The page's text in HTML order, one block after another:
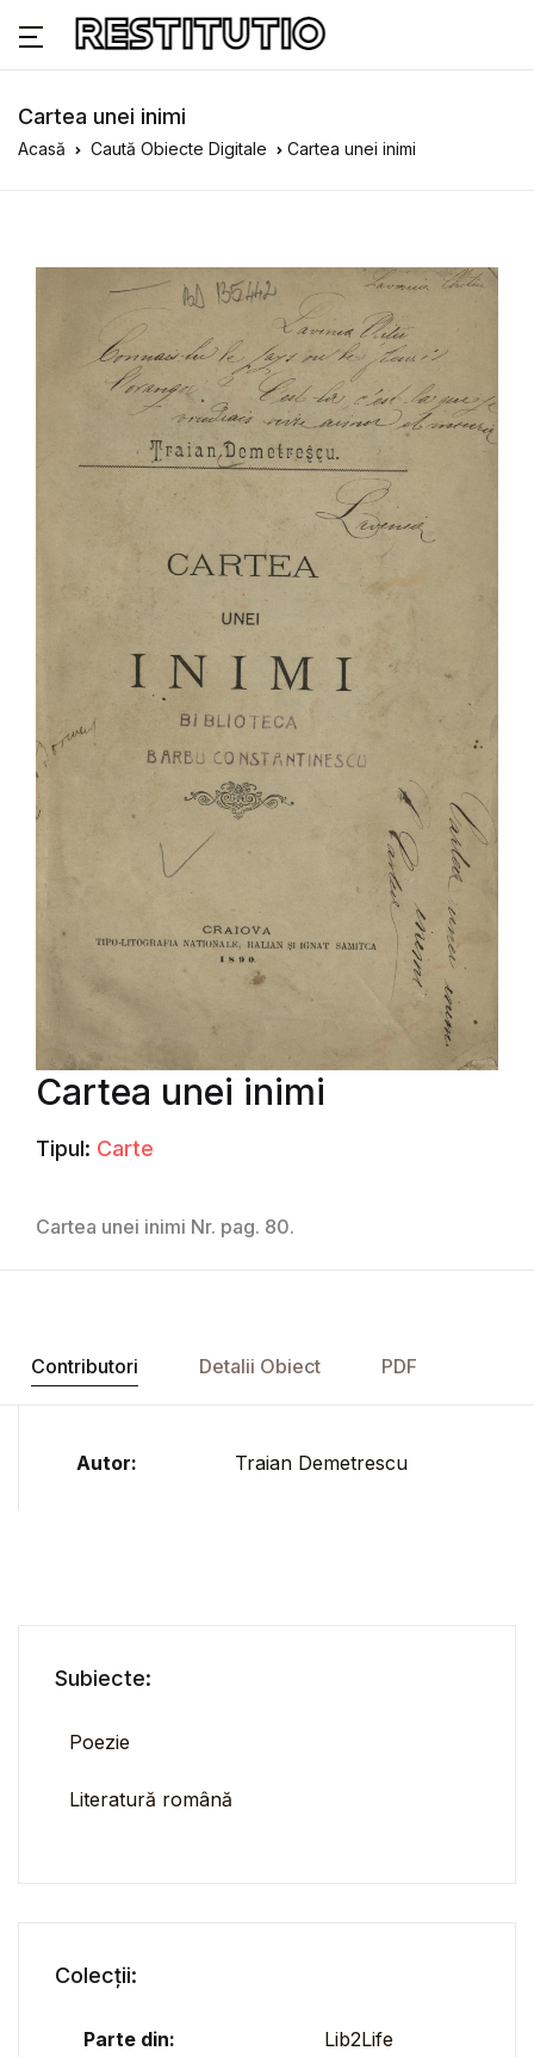
Cartea unei inimi
Acasă Caută Obiecte Digitale Cartea unei inimi
Cartea unei inimi
Tipul: Carte
Cartea unei inimi Nr. pag. 80.
Contributori Detalii Obiect PDF
Autor: Traian Demetrescu
Subiecte:
Poezie
Literatură română
Colecții:
Parte din: Lib2Life